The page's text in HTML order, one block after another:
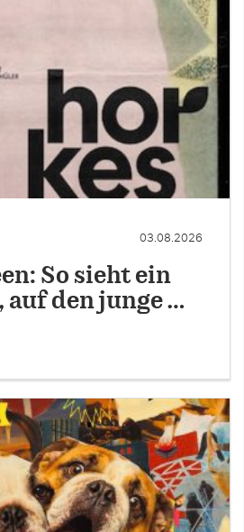
03.08.2026
So sieht ein
auf den junge …